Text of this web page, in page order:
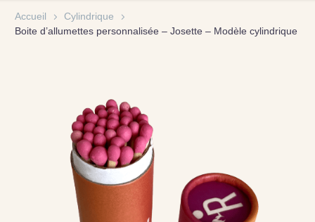
Accueil
Cylindrique
Boite d’allumettes personnalisée – Josette – Modèle cylindrique